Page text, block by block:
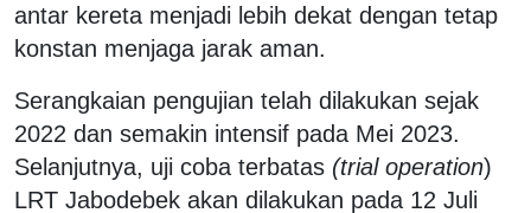
antar kereta menjadi lebih dekat dengan tetap
konstan menjaga jarak aman.
Serangkaian pengujian telah dilakukan sejak
2022 dan semakin intensif pada Mei 2023.
Selanjutnya, uji coba terbatas (trial operation)
LRT Jabodebek akan dilakukan pada 12 Juli